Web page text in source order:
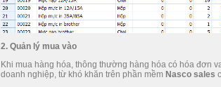
2. Quản lý mua vào
Khi mua hàng hóa, thông thường hàng hóa có hóa đơn
doanh nghiệp, từ khó khăn trên phần mềm Nasco sales